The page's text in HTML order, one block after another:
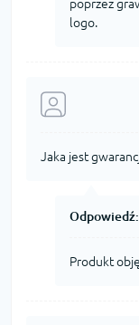
poprzez
logo.
Jaka jest
Odpowiedź:
Produkt